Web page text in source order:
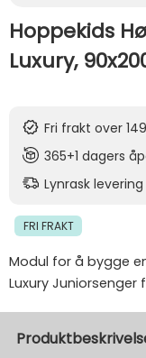
Hoppekids
Luxury,
Fri frakt over
365+1 dagers
Lynrask levering
FRI FRAKT
Modul for å bygge
Luxury Juniorsenger